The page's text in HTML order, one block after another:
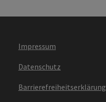
Impressum
Datenschutz
Barrierefreiheitserklärung